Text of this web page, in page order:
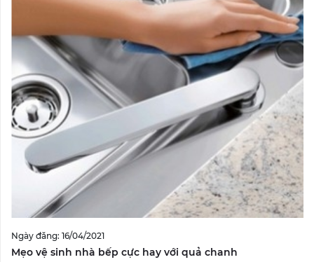
Ngày đăng: 16/04/2021
Mẹo vệ sinh nhà bếp cực hay với quả chanh